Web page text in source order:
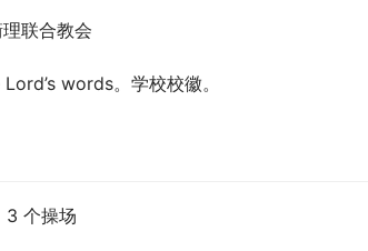
联合教会
words。学校校徽。
3 个操场